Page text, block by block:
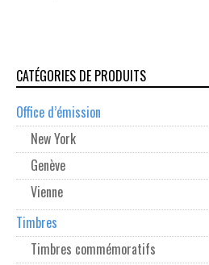
CATÉGORIES DE PRODUITS
Office d’émission
New York
Genève
Vienne
Timbres
Timbres commémoratifs